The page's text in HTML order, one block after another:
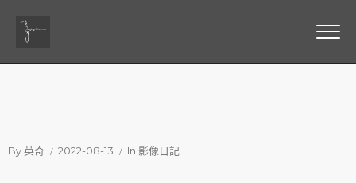
By英奇 2022-08-13 In 影像日記